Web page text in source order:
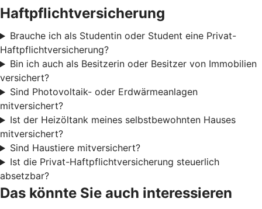
Haftpflichtversicherung
Brauche ich als Studentin oder Student eine Privat-
Haftpflichtversicherung?
Bin ich auch als Besitzerin oder Besitzer von Immobilien
versichert?
Sind Photovoltaik- oder Erdwärmeanlagen
mitversichert?
Ist der Heizöltank meines selbstbewohnten Hauses
mitversichert?
Sind Haustiere mitversichert?
Ist die Privat-Haftpflichtversicherung steuerlich
absetzbar?
Das könnte Sie auch interessieren